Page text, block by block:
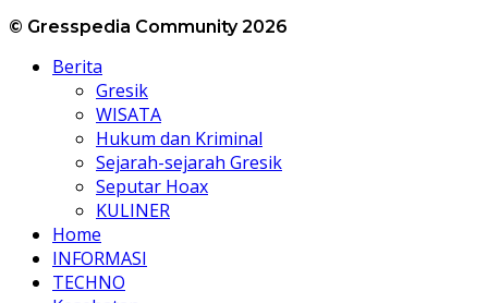
© Gresspedia Community 2026
Berita
Gresik
WISATA
Hukum dan Kriminal
Sejarah-sejarah Gresik
Seputar Hoax
KULINER
Home
INFORMASI
TECHNO